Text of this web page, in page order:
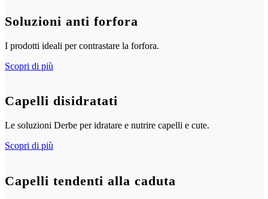
Soluzioni anti forfora
I prodotti ideali per contrastare la forfora.
Scopri di più
Capelli disidratati
Le soluzioni Derbe per idratare e nutrire capelli e cute.
Scopri di più
Capelli tendenti alla caduta